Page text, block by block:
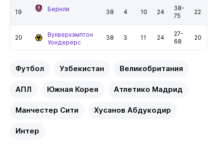
19 Бернли 38 4 10 24
38-
75
22
20
Вулверхэмптон
Уондерерс
38 3 11 24
27-
68
20
Футбол Узбекистан Великобритания
АПЛ Южная Корея Атлетико Мадрид
Манчестер Сити Хусанов Абдукодир
Интер